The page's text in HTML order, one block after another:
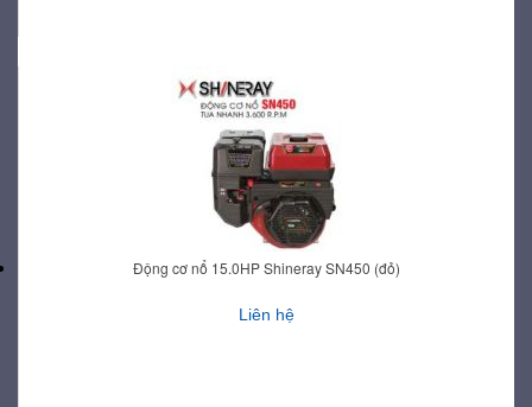
Động cơ nổ 15.0HP Shineray SN450 (đỏ)
Liên hệ